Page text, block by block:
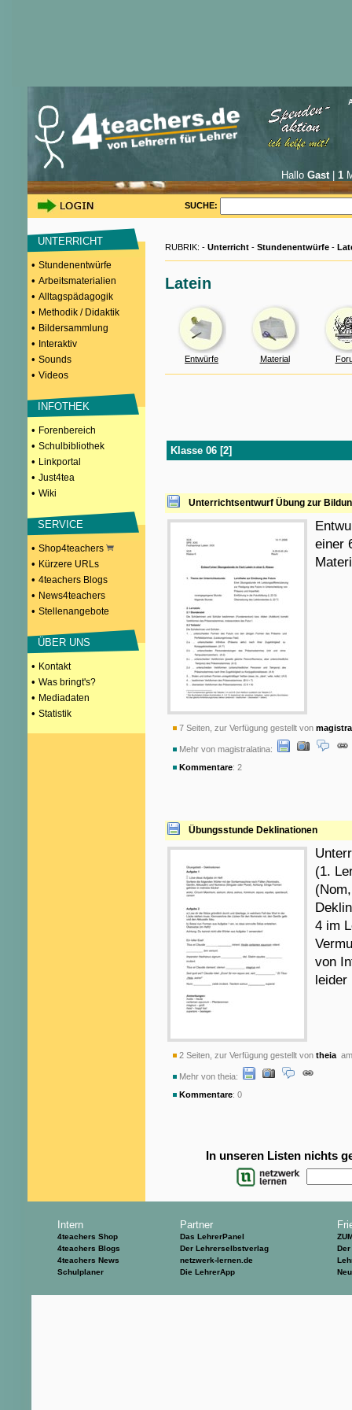
Hallo Gast| 1
SUCHE:
UNTERRICHT
• Stundenentwürfe
• Arbeitsmaterialien
• Alltagspädagogik
• Methodik / Didaktik
• Bildersammlung
• Interaktiv
• Sounds
• Videos
INFOTHEK
• Forenbereich
• Schulbibliothek
• Linkportal
• Just4tea
• Wiki
SERVICE
• Shop4teachers
• Kürzere URLs
• 4teachers Blogs
• News4teachers
• Stellenangebote
ÜBER UNS
• Kontakt
• Was bringt's?
• Mediadaten
• Statistik
RUBRIK: - Unterricht - Stundenentwürfe -
Latein
Entwürfe Material
Klasse 06 [2]
Unterrichtsentwurf Übung zur
einer
7 Seiten, zur Verfügung gestellt von
Mehr von magistralatina:
Kommentare: 2
Übungsstunde Deklinationen
(1.
4 im
von
leider
2 Seiten, zur Verfügung gestellt von theia
Mehr von theia:
Kommentare: 0
In unseren Listen nichts
Intern
4teachers Shop
4teachers Blogs
4teachers News
Schulplaner
Partner
Das LehrerPanel
Der Lehrerselbstverlag
netzwerk-lernen.de
Die LehrerApp